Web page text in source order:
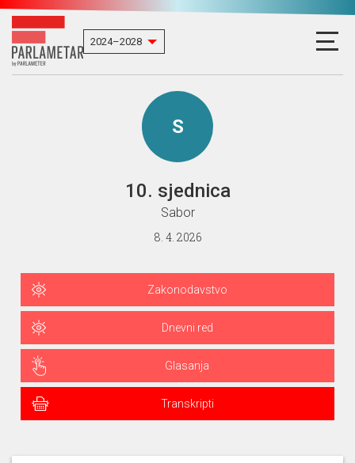
S
10. sjednica
Sabor
8. 4. 2026
Zakonodavstvo
Dnevni red
Glasanja
Transkripti